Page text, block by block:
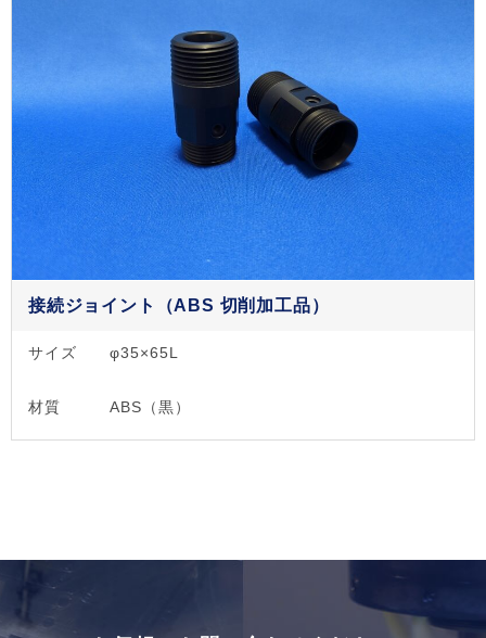
接続ジョイント（ABS 切削加工品）
サイズ φ35×65L
材質 ABS（黒）